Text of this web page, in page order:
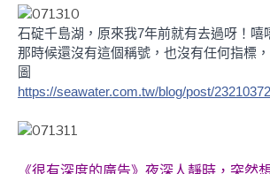
石碇千島湖，原來我7年前就有去過呀！嘻
那時候還沒有這個稱號，也沒有任何指標
圖
https://seawater.com.tw/blog/post/
《很有深度的廣告》